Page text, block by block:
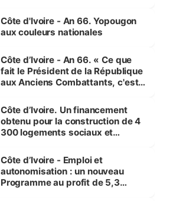
l'Etat de droit pour préserver les
vies humaines »
Côte d'Ivoire - An 66. Yopougon
aux couleurs nationales
Côte d’Ivoire - An 66. « Ce que
fait le Président de la République
aux Anciens Combattants, c'est
Côte d’Ivoire. Un financement
obtenu pour la construction de 4
300 logements sociaux et
et Yamoussoukro
Côte d’Ivoire - Emploi et
autonomisation : un nouveau
Programme au profit de 5,3